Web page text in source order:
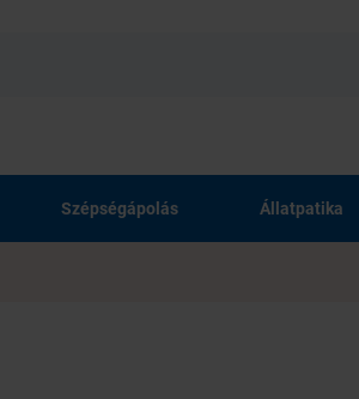
Szépségápolás Állatpatika